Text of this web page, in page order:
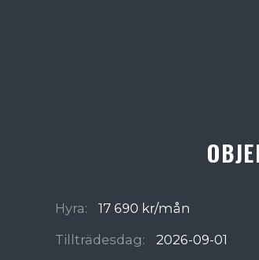
Hyra:
17 690 kr/mån
Tillträdesdag:
2026-09-01